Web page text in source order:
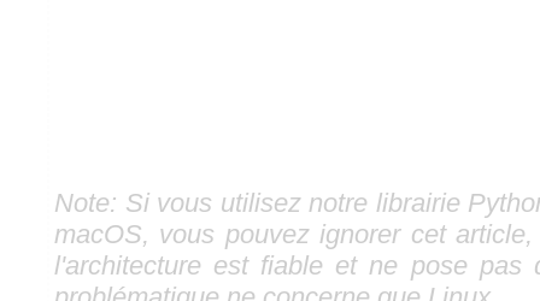
Note: Si vous utilisez notre librairie
macOS, vous pouvez ignorer cet
l'architecture est fiable et ne pose pas